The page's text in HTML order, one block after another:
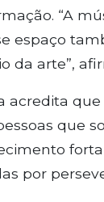
“A
espaço
da arte”,
acredita
que
por